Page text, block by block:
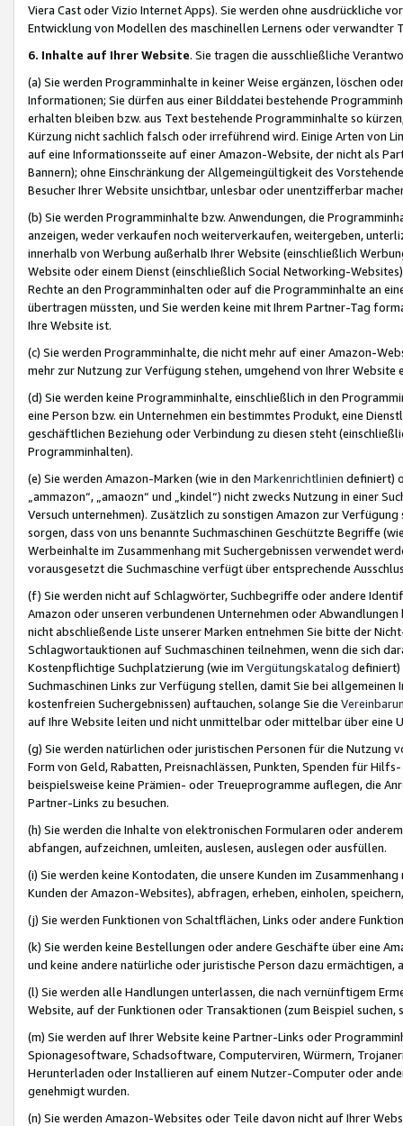
Viera Cast oder Vizio Internet Apps). Sie werden ohne ausdrückliche
Entwicklung von Modellen des maschinellen Lernens oder
6. Inhalte auf Ihrer Website. Sie tragen die ausschließliche
(a) Sie werden Programminhalte in keiner Weise ergänzen, löschen
Informationen; Sie dürfen aus einer Bilddatei bestehende
erhalten bleiben bzw. aus Text bestehende Programminhalte so
Kürzung nicht sachlich falsch oder irreführend wird. Einige Arten von
auf eine Informationsseite auf einer Amazon-Website, der nicht als
Bannern); ohne Einschränkung der Allgemeingültigkeit des
Besucher Ihrer Website unsichtbar, unlesbar oder unentzifferbar
(b) Sie werden Programminhalte bzw. Anwendungen, die
anzeigen, weder verkaufen noch weiterverkaufen, weitergeben,
innerhalb von Werbung außerhalb Ihrer Website (einschließlich
Website oder einem Dienst (einschließlich Social Networking-
Rechte an den Programminhalten oder auf die Programminhalte an
übertragen müssten, und Sie werden keine mit Ihrem Partner-Tag
Ihre Website ist.
(c) Sie werden Programminhalte, die nicht mehr auf einer Amazon-
mehr zur Nutzung zur Verfügung stehen, umgehend von Ihrer
(d) Sie werden keine Programminhalte, einschließlich in den
eine Person bzw. ein Unternehmen ein bestimmtes Produkt, eine
geschäftlichen Beziehung oder Verbindung zu diesen steht
Programminhalten).
(e) Sie werden Amazon-Marken (wie in den Markenrichtlinien definiert)
„ammazon“, „amaozn“ und „kindel“) nicht zwecks Nutzung in einer
Versuch unternehmen). Zusätzlich zu sonstigen Amazon zur
sorgen, dass von uns benannte Suchmaschinen Geschützte Begriffe
Werbeinhalte im Zusammenhang mit Suchergebnissen verwendet
vorausgesetzt die Suchmaschine verfügt über entsprechende
(f) Sie werden nicht auf Schlagwörter, Suchbegriffe oder andere
Amazon oder unseren verbundenen Unternehmen oder
nicht abschließende Liste unserer Marken entnehmen Sie bitte der
Schlagwortauktionen auf Suchmaschinen teilnehmen, wenn die sich
Kostenpflichtige Suchplatzierung (wie im Vergütungskatalog definiert)
Suchmaschinen Links zur Verfügung stellen, damit Sie bei
kostenfreien Suchergebnissen) auftauchen, solange Sie die
auf Ihre Website leiten und nicht unmittelbar oder mittelbar über eine
(g) Sie werden natürlichen oder juristischen Personen für die Nutzung
Form von Geld, Rabatten, Preisnachlässen, Punkten, Spenden für
beispielsweise keine Prämien- oder Treueprogramme auflegen, die
Partner-Links zu besuchen.
(h) Sie werden die Inhalte von elektronischen Formularen oder
abfangen, aufzeichnen, umleiten, auslesen, auslegen oder ausfüllen.
(i) Sie werden keine Kontodaten, die unsere Kunden im
Kunden der Amazon-Websites), abfragen, erheben, einholen,
(j) Sie werden Funktionen von Schaltflächen, Links oder andere
(k) Sie werden keine Bestellungen oder andere Geschäfte über eine
und keine andere natürliche oder juristische Person dazu
(l) Sie werden alle Handlungen unterlassen, die nach vernünftigem
Website, auf der Funktionen oder Transaktionen (zum Beispiel
(m) Sie werden auf Ihrer Website keine Partner-Links oder
Spionagesoftware, Schadsoftware, Computerviren, Würmern,
Herunterladen oder Installieren auf einem Nutzer-Computer oder
genehmigt wurden.
(n) Sie werden Amazon-Websites oder Teile davon nicht auf Ihrer